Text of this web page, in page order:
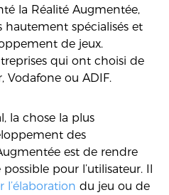
la Réalité Augmentée,
hautement spécialisés et
de jeux.
qui ont choisi de
Vodafone ou ADIF.
la chose la plus
des
est de rendre
pour l’utilisateur. Il
l’élaboration du jeu ou de